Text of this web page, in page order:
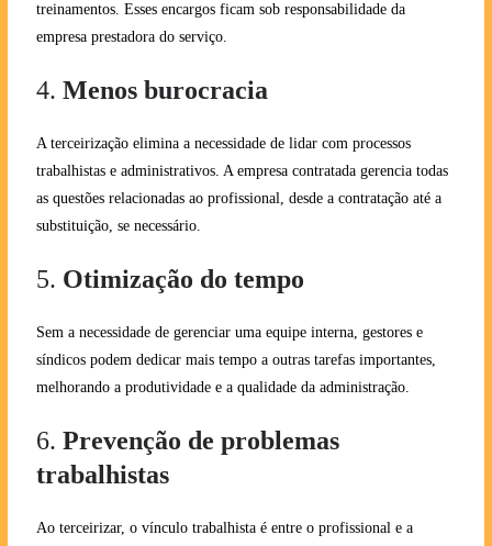
treinamentos. Esses encargos ficam sob responsabilidade da
empresa prestadora do serviço.
4. Menos burocracia
A terceirização elimina a necessidade de lidar com processos
trabalhistas e administrativos. A empresa contratada gerencia todas
as questões relacionadas ao profissional, desde a contratação até a
substituição, se necessário.
5. Otimização do tempo
Sem a necessidade de gerenciar uma equipe interna, gestores e
síndicos podem dedicar mais tempo a outras tarefas importantes,
melhorando a produtividade e a qualidade da administração.
6. Prevenção de problemas
trabalhistas
Ao terceirizar, o vínculo trabalhista é entre o profissional e a